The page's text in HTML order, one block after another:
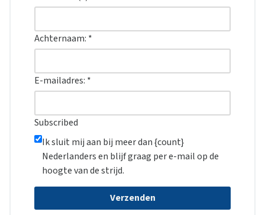
Achternaam: *
E-mailadres: *
Subscribed
Ik sluit mij aan bij meer dan {count}
Nederlanders en blijf graag per e-mail op de
hoogte van de strijd.
Verzenden